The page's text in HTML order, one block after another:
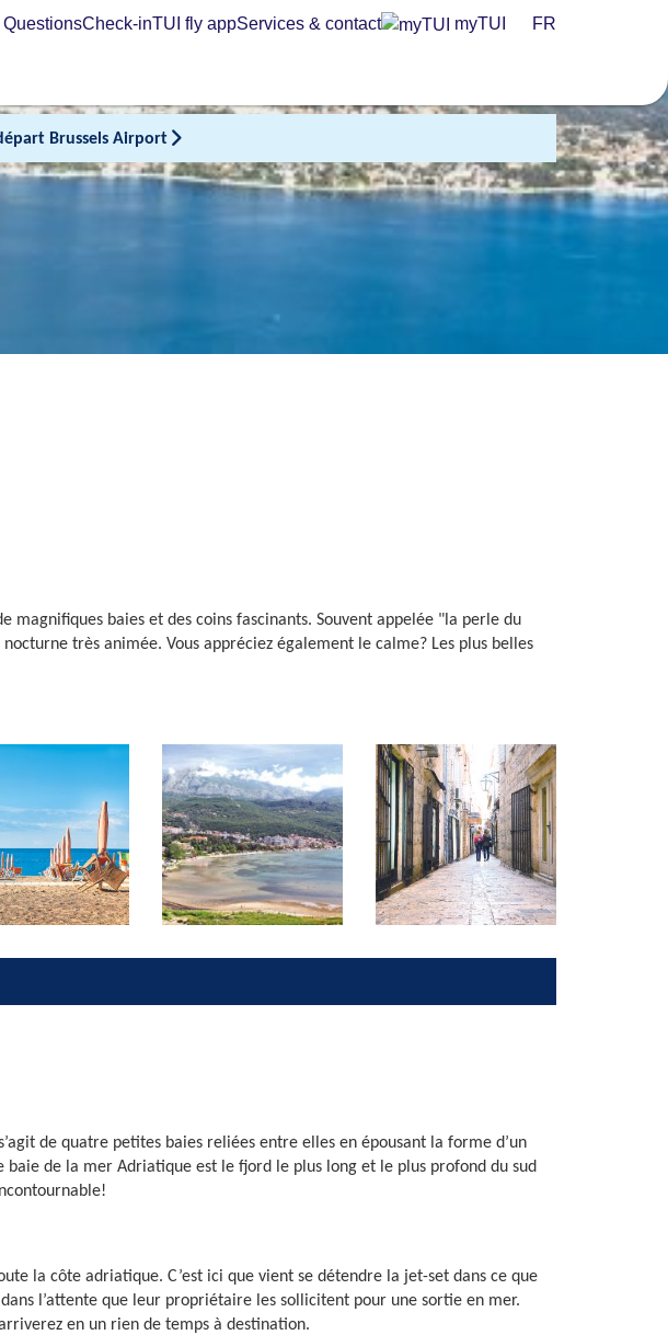
QuestionsCheck-inTUI fly appServices & contact myTUI FR
Brussels Airport
magnifiques baies et des coins fascinants. Souvent appelée "la perle du
très animée. Vous appréciez également le calme? Les plus belles
de quatre petites baies reliées entre elles en épousant la forme d’un
de la mer Adriatique est le fjord le plus long et le plus profond du sud
la côte adriatique. C’est ici que vient se détendre la jet-set dans ce que
l’attente que leur propriétaire les sollicitent pour une sortie en mer.
en un rien de temps à destination.